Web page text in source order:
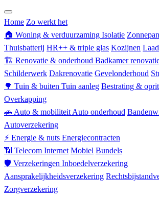
Home Zo werkt het
🏠 Woning & verduurzaming Isolatie
Thuisbatterij HR++ & triple glas Kozijnen
🏗 Renovatie & onderhoud Badkamer
Schilderwerk Dakrenovatie Gevelonderhoud
🌳 Tuin & buiten Tuin aanleg Bestrating & oprit
Overkapping
🚗 Auto & mobiliteit Auto onderhoud
Autoverzekering
⚡ Energie & nuts Energiecontracten
📶 Telecom Internet Mobiel Bundels
🛡 Verzekeringen Inboedelverzekering
Aansprakelijkheidsverzekering
Zorgverzekering